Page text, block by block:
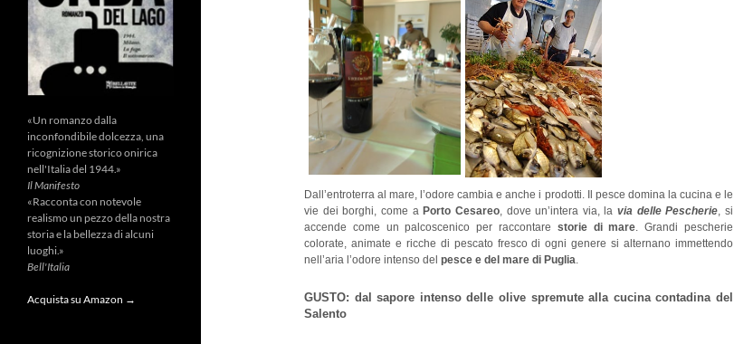
Dall’entroterra al mare, l’odore cambia e anche i prodotti. Il pesce domina la cucina e le
vie dei borghi, come aPorto Cesareo, dove un’intera via, la via delle Pescherie , si
accende come un palcoscenico per raccontare storie di mare . Grandi pescherie
colorate, animate e ricche di pescato fresco di ogni genere si alternano immettendo
nell’aria l’odore intenso del pesce e del mare di Puglia
GUSTO: dal sapore intenso delle olive spremute alla cucina contadina del
Salento
«Un romanzo dalla
inconfondibile dolcezza, una
ricognizione storico onirica
nell'Italia del 1944.»
Il Manifesto
«Racconta con notevole
realismo un pezzo della nostra
storia e la bellezza di alcuni
luoghi.»
Bell'Italia
Acquista su Amazon →